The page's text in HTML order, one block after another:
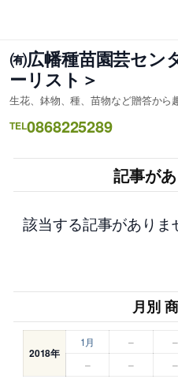
を
ス
キ
ッ
プ
㈲広幡種苗園芸セン
ーリスト＞
生花、鉢物、種、苗物など贈答から
TEL0868225289
記事が
該当する記事がありま
月別
2018年
1月 – –
–
– –